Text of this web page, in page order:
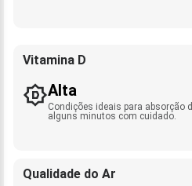
Vitamina D
Alta
Condições ideais para absorção
alguns minutos com cuidado.
Qualidade do Ar